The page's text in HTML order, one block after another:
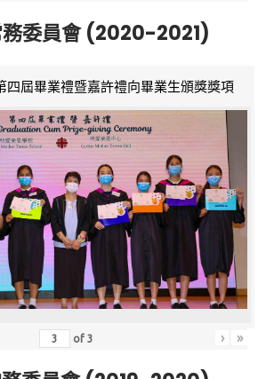
務委員會 (2020-2021)
四屆畢業禮暨嘉許禮向畢業生頒獎獎項
of3 › »